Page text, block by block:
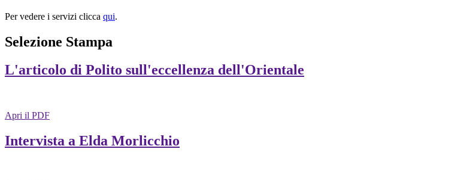
Per vedere i servizi clicca qui.
Selezione Stampa
L'articolo di Polito sull'eccellenza dell'Orientale
Apri il PDF
Intervista a Elda Morlicchio